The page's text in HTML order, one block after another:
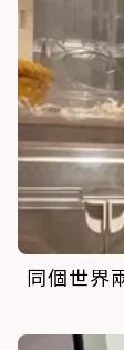
同個世界